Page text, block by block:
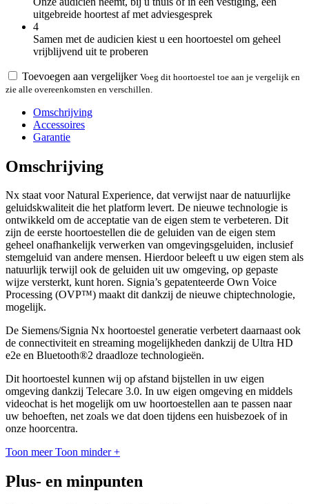
uitgebreide hoortest af met adviesgesprek
4
Samen met de audicien kiest u een hoortoestel om geheel
vrijblijvend uit te proberen
Toevoegen aan vergelijker Voeg dit hoortoestel toe aan je vergelijk en
zie alle overeenkomsten en verschillen.
Omschrijving
Accessoires
Garantie
Omschrijving
Nx staat voor Natural Experience, dat verwijst naar de natuurlijke
geluidskwaliteit die het platform levert. De nieuwe technologie is
ontwikkeld om de acceptatie van de eigen stem te verbeteren. Dit
zijn de eerste hoortoestellen die de geluiden van de eigen stem
geheel onafhankelijk verwerken van omgevingsgeluiden, inclusief
stemgeluid van andere mensen. Hierdoor beleeft u uw eigen stem als
natuurlijk terwijl ook de geluiden uit uw omgeving, op gepaste
wijze versterkt, kunt horen. Signia’s gepatenteerde Own Voice
Processing (OVP™) maakt dit dankzij de nieuwe chiptechnologie,
mogelijk.
De Siemens/Signia Nx hoortoestel generatie verbetert daarnaast ook
de connectiviteit en streaming mogelijkheden dankzij de Ultra HD
e2e en Bluetooth®2 draadloze technologieën.
Dit hoortoestel kunnen wij op afstand bijstellen in uw eigen
omgeving dankzij Telecare 3.0. In uw eigen omgeving en middels
videochat is het mogelijk om uw hoortoestellen aan te passen naar
uw behoeften, net zoals we dat doen tijdens een huisbezoek of in
onze hoorcentra.
Toon meer Toon minder +
Plus- en minpunten